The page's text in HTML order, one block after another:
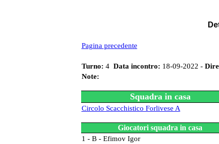
Pagina precedente
Turno: 4 Data incontro: 18-09-2022 -
Note:
Squadra in casa
Circolo Scacchistico Forlivese A
Giocatori squadra in casa
1 - B - Efimov Igor